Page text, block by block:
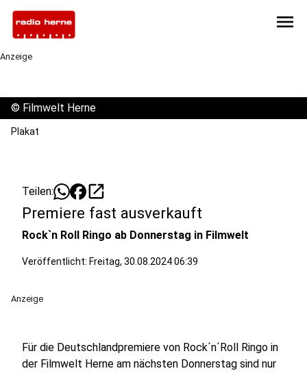
menu
Anzeige
© Filmwelt Herne
Plakat
Teilen: open_in_new
Premiere fast ausverkauft
Rock`n Roll Ringo ab Donnerstag in Filmwelt
Veröffentlicht: Freitag, 30.08.2024 06:39
Anzeige
Für die Deutschlandpremiere von Rock´n´Roll Ringo in
der Filmwelt Herne am nächsten Donnerstag sind nur